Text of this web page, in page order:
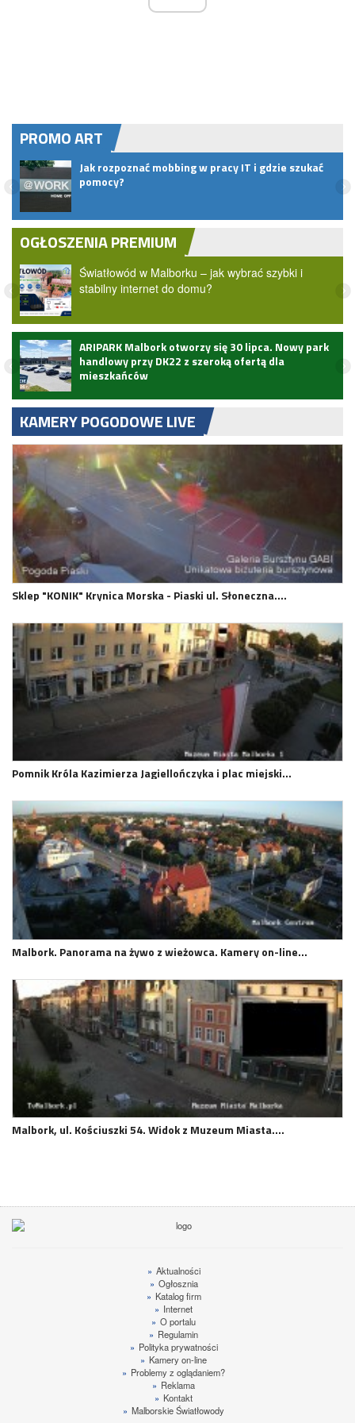
PROMO ART
Jak rozpoznać mobbing w pracy IT i gdzie szukać
pomocy?
OGŁOSZENIA PREMIUM
Światłowód w Malborku – jak wybrać szybki i
stabilny internet do domu?
ARIPARK Malbork otworzy się 30 lipca. Nowy park
handlowy przy DK22 z szeroką ofertą dla
mieszkańców
KAMERY POGODOWE LIVE
Sklep "KONIK" Krynica Morska - Piaski ul. Słoneczna.…
Pomnik Króla Kazimierza Jagiellończyka i plac miejski…
Malbork. Panorama na żywo z wieżowca. Kamery on-line…
Malbork, ul. Kościuszki 54. Widok z Muzeum Miasta.…
» Aktualności
» Ogłosznia
» Katalog firm
» Internet
» O portalu
» Regulamin
» Polityka prywatności
» Kamery on-line
» Problemy z oglądaniem?
» Reklama
» Kontakt
» Malborskie Światłowody